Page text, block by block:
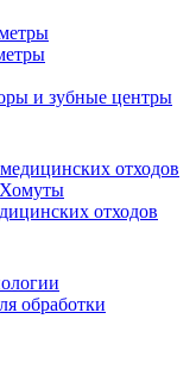
и зубные центры
отходов
Хомуты
отходов
обработки